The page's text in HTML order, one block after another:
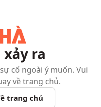
ra
cố ngoài ý muốn. Vui
về trang chủ.
trang chủ